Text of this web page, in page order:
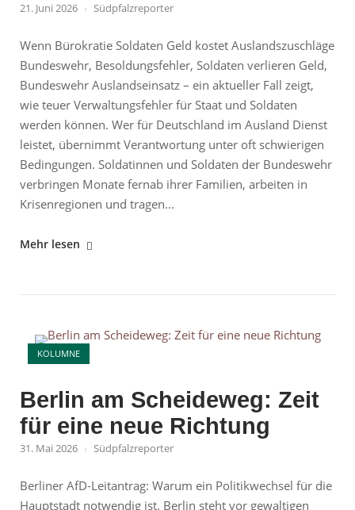
21. Juni 2026 Südpfalzreporter
Wenn Bürokratie Soldaten Geld kostet Auslandszuschläge
Bundeswehr, Besoldungsfehler, Soldaten verlieren Geld,
Bundeswehr Auslandseinsatz – ein aktueller Fall zeigt,
wie teuer Verwaltungsfehler für Staat und Soldaten
werden können. Wer für Deutschland im Ausland Dienst
leistet, übernimmt Verantwortung unter oft schwierigen
Bedingungen. Soldatinnen und Soldaten der Bundeswehr
verbringen Monate fernab ihrer Familien, arbeiten in
Krisenregionen und tragen...
"Fehler
Mehr lesen
KOLUMNE
Open post
Berlin am Scheideweg: Zeit
für eine neue Richtung
31. Mai 2026 Südpfalzreporter
Berliner AfD-Leitantrag: Warum ein Politikwechsel für die
Hauptstadt notwendig ist. Berlin steht vor gewaltigen